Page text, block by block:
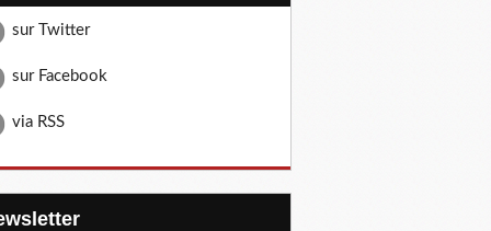
sur Twitter
sur Facebook
via RSS